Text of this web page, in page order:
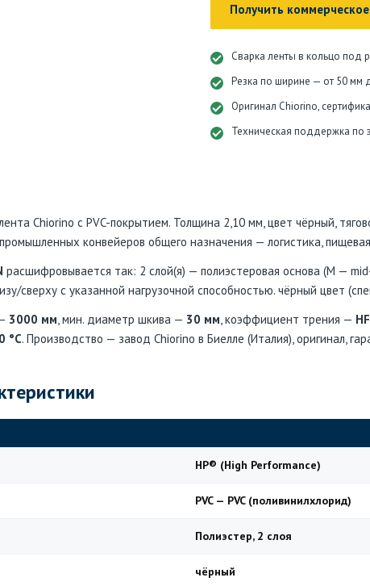
Получить
Сварка ленты в кольцо под
Резка по ширине — от 50 мм
Оригинал Chiorino,
Техническая поддержка по
Chiorino с PVC-покрытием. Толщина 2,10 мм, цвет чёрный,
конвейеров общего назначения — логистика,
расшифровывается так: 2 слой(я) — полиэстеровая основа (M —
сверху с указанной нагрузочной способностью. чёрный цвет
3000 мм, мин. диаметр шкива — 30 мм, коэффициент трения —
°C. Производство — завод Chiorino в Биелле (Италия), оригинал,
HP® (High Performance)
PVC — PVC (поливинилхлорид)
Полиэстер, 2 слоя
чёрный